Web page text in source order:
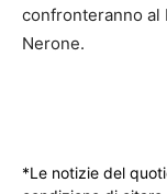
confronteranno al
Nerone.
*Le notizie del